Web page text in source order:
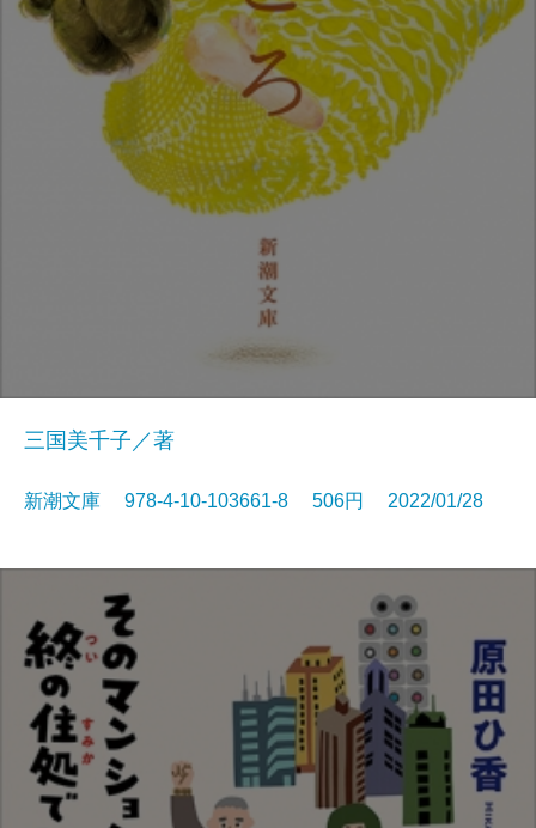
三国美千子／著
新潮文庫 978-4-10-103661-8 506円 2022/01/28